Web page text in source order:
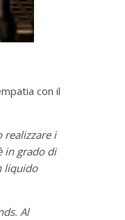
con il
realizzare i
in grado di
liquido
Al